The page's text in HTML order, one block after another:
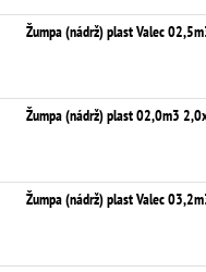
Žumpa (nádrž) plast Valec
Žumpa (nádrž) plast 02,0m3
Žumpa (nádrž) plast Valec